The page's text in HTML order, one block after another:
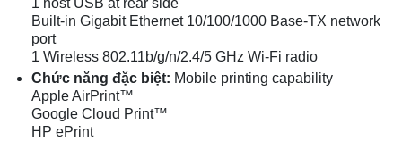
1 host USB at rear side
Built-in Gigabit Ethernet 10/100/1000 Base-TX network
port
1 Wireless 802.11b/g/n/2.4/5 GHz Wi-Fi radio
Chức năng đặc biệt: Mobile printing capability
Apple AirPrint™
Google Cloud Print™
HP ePrint